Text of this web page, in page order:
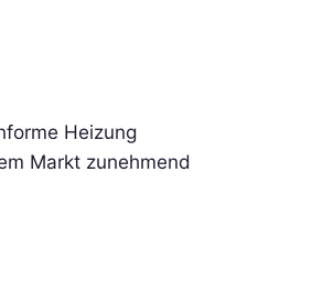
Heizung
Markt zunehmend